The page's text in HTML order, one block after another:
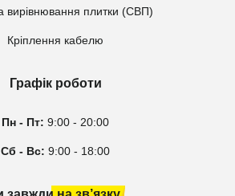
вирівнювання плитки (СВП)
Кріплення кабелю
Графік роботи
Пн - Пт: 9:00 - 20:00
Сб - Вс: 9:00 - 18:00